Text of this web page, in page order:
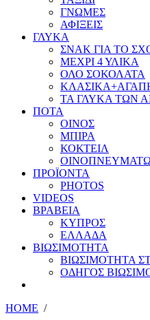
ΓΝΩΜΕΣ
ΑΦΙΞΕΙΣ
ΓΛΥΚΑ
ΣΝΑΚ ΓΙΑ ΤΟ
ΜΕΧΡΙ 4 ΥΛΙΚΑ
ΟΛΟ ΣΟΚΟΛΑΤΑ
ΤΑ ΓΛΥΚΑ ΤΩΝ
ΠΟΤΑ
ΟΙΝΟΣ
ΜΠΙΡΑ
ΚΟΚΤΕΙΛ
ΠΡΟΪΟΝΤΑ
PHOTOS
VIDEOS
ΒΡΑΒΕΙΑ
ΚΥΠΡΟΣ
ΕΛΛΑΔΑ
ΒΙΩΣΙΜΟΤΗΤΑ
ΒΙΩΣΙΜΟΤΗΤΑ
ΟΔΗΓΟΣ
HOME /